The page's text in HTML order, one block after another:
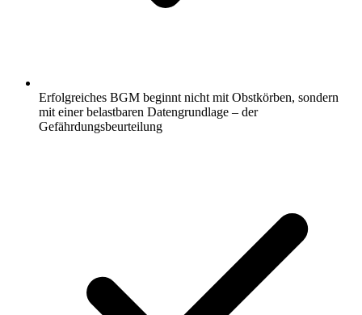
Erfolgreiches BGM beginnt nicht mit Obstkörben, sondern
mit einer belastbaren Datengrundlage – der
Gefährdungsbeurteilung